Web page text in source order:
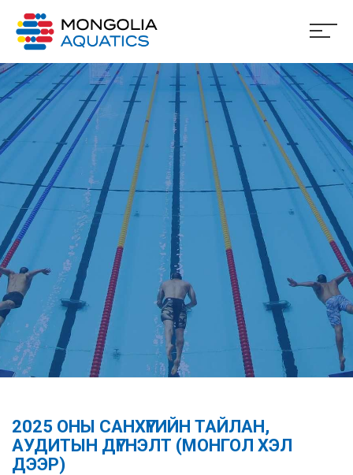
2025 ОНЫ САНХҮҮГИЙН ТАЙЛАН,
АУДИТЫН ДҮГНЭЛТ (МОНГОЛ ХЭЛ
ДЭЭР)